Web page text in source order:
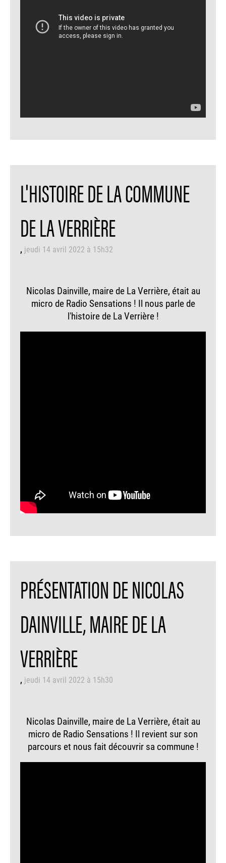
L'HISTOIRE DE LA COMMUNE
DE LA VERRIÈRE
jeudi 14 avril 2022 à 15h32
Nicolas Dainville, maire de La Verrière, était au
micro de Radio Sensations ! Il nous parle de
l'histoire de La Verrière !
PRÉSENTATION DE NICOLAS
DAINVILLE, MAIRE DE LA
VERRIÈRE
jeudi 14 avril 2022 à 15h30
Nicolas Dainville, maire de La Verrière, était au
micro de Radio Sensations ! Il revient sur son
parcours et nous fait découvrir sa commune !